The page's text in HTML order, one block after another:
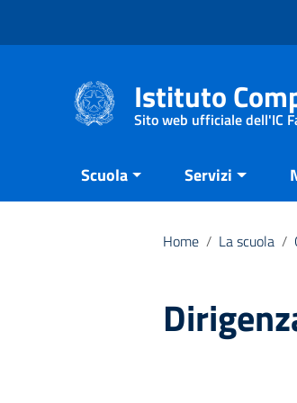
Istituto
Sito web ufficiale dell'IC
Scuola Servizi
Home / La scuola /